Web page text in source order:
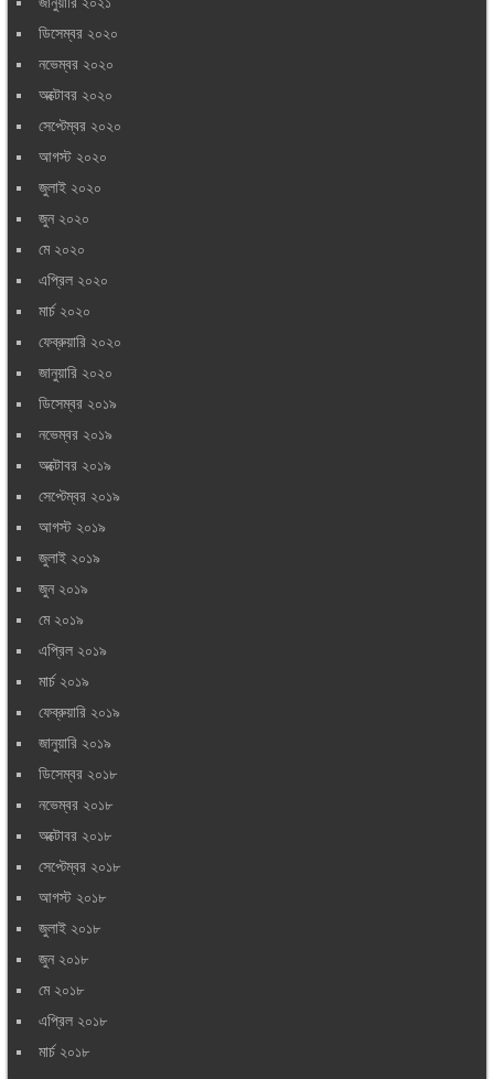
ডিসেম্বর ২০২০
নভেম্বর ২০২০
অক্টোবর ২০২০
সেপ্টেম্বর ২০২০
আগস্ট ২০২০
জুলাই ২০২০
জুন ২০২০
মে ২০২০
এপ্রিল ২০২০
মার্চ ২০২০
ফেব্রুয়ারি ২০২০
জানুয়ারি ২০২০
ডিসেম্বর ২০১৯
নভেম্বর ২০১৯
অক্টোবর ২০১৯
সেপ্টেম্বর ২০১৯
আগস্ট ২০১৯
জুলাই ২০১৯
জুন ২০১৯
মে ২০১৯
এপ্রিল ২০১৯
মার্চ ২০১৯
ফেব্রুয়ারি ২০১৯
জানুয়ারি ২০১৯
ডিসেম্বর ২০১৮
নভেম্বর ২০১৮
অক্টোবর ২০১৮
সেপ্টেম্বর ২০১৮
আগস্ট ২০১৮
জুলাই ২০১৮
জুন ২০১৮
মে ২০১৮
এপ্রিল ২০১৮
মার্চ ২০১৮